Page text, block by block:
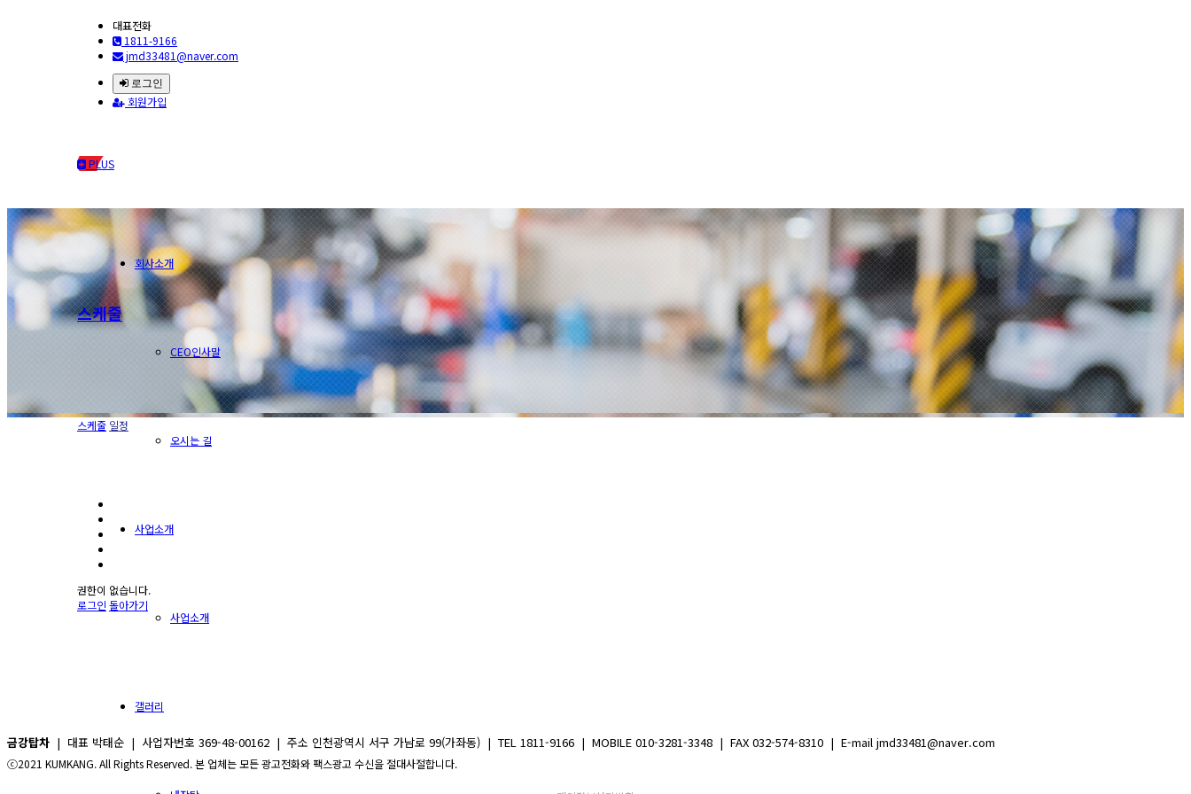
대표전화
1811-9166
jmd33481@naver.com
로그인
회원가입
PLUS
회사소개
CEO인사말
오시는 길
사업소개
사업소개
갤러리
스케줄
스케줄 일정
권한이 없습니다.
로그인 돌아가기
금강탑차 | 대표 박태순 | 사업자번호 369-48-00162 | 주소 인천광역시 서구 가남로 99(가좌동) | TEL 1811-9166 | MOBILE 010-3281-3348 | FAX 032-574-8310 | E-mail jmd33481@naver.com
ⓒ2021 KUMKANG. All Rights Reserved. 본 업체는 모든 광고전화와 팩스광고 수신을 절대사절합니다.